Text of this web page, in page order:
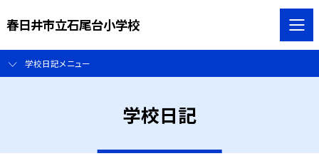
春日井市立石尾台小学校
学校日記メニュー
学校日記